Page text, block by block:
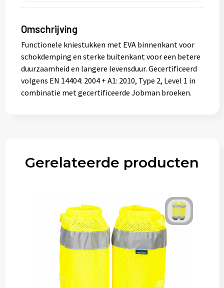
Omschrijving
Functionele kniestukken met EVA binnenkant voor
schokdemping en sterke buitenkant voor een betere
duurzaamheid en langere levensduur. Gecertificeerd
volgens EN 14404: 2004 + A1: 2010, Type 2, Level 1 in
combinatie met gecertificeerde Jobman broeken.
Gerelateerde producten